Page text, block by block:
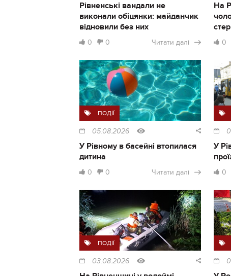
Рівненські вандали не
виконали обіцянки: майданчик
відновили без них
0 0 Читати далі
На
0
ПОДІЇ
05.08.2026
У Рівному в басейні втопилася
дитина
0 0 Читати далі
У
0
ПОДІЇ
03.08.2026